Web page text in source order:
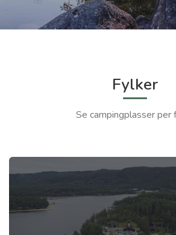
Fylker
Se campingplasser per